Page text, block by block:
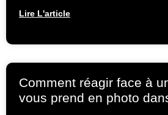
Lire L'article
Comment réagir face à
vous prend en photo